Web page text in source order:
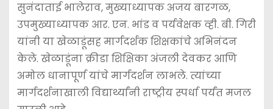
सुनंदाताई भालेराव, मुख्याध्यापक अजय बारगळ,
उपमुख्याध्यापक आर. एन. भांड व पर्यवेक्षक व्ही. बी. गिरी
यांनी या खेळाडूंसह मार्गदर्शक शिक्षकांचे अभिनंदन
केले. खेळाडूंना क्रीडा शिक्षिका अंजली देवकर आणि
अमोल धानापूर्ण यांचे मार्गदर्शन लाभले. त्यांच्या
मार्गदर्शनाखाली विद्यार्थ्यांनी राष्ट्रीय स्पर्धा पर्यंत मजल